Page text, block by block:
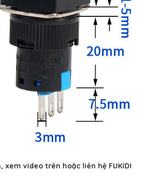
xem video trên hoặc liên hệ FUKIDI